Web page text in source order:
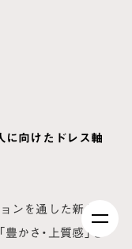
に向けたドレス軸
ンを通した新し
かさ・上質感」を